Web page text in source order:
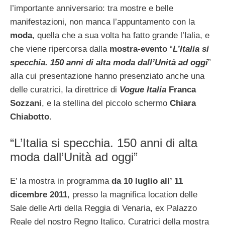
l’importante anniversario: tra mostre e belle
manifestazioni, non manca l’appuntamento con la
moda, quella che a sua volta ha fatto grande l’Ialia, e
che viene ripercorsa dalla mostra-evento “L’Italia si
specchia. 150 anni di alta moda dall’Unità ad oggi”
alla cui presentazione hanno presenziato anche una
delle curatrici, la direttrice di Vogue Italia Franca
Sozzani, e la stellina del piccolo schermo Chiara
Chiabotto.
“L’Italia si specchia. 150 anni di alta
moda dall’Unità ad oggi”
E’ la mostra in programma da 10 luglio all’ 11
dicembre 2011, presso la magnifica location delle
Sale delle Arti della Reggia di Venaria, ex Palazzo
Reale del nostro Regno Italico. Curatrici della mostra